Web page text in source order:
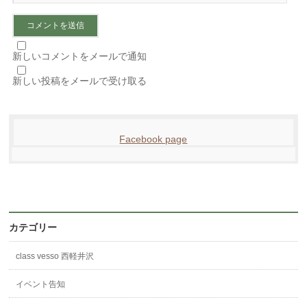
新しいコメントをメールで通知
新しい投稿をメールで受け取る
Facebook page
カテゴリー
class vesso 西軽井沢
イベント告知